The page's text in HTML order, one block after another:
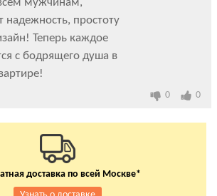
надежность, простоту
Теперь каждое
с бодрящего душа в
0 0
доставка по всей Москве*